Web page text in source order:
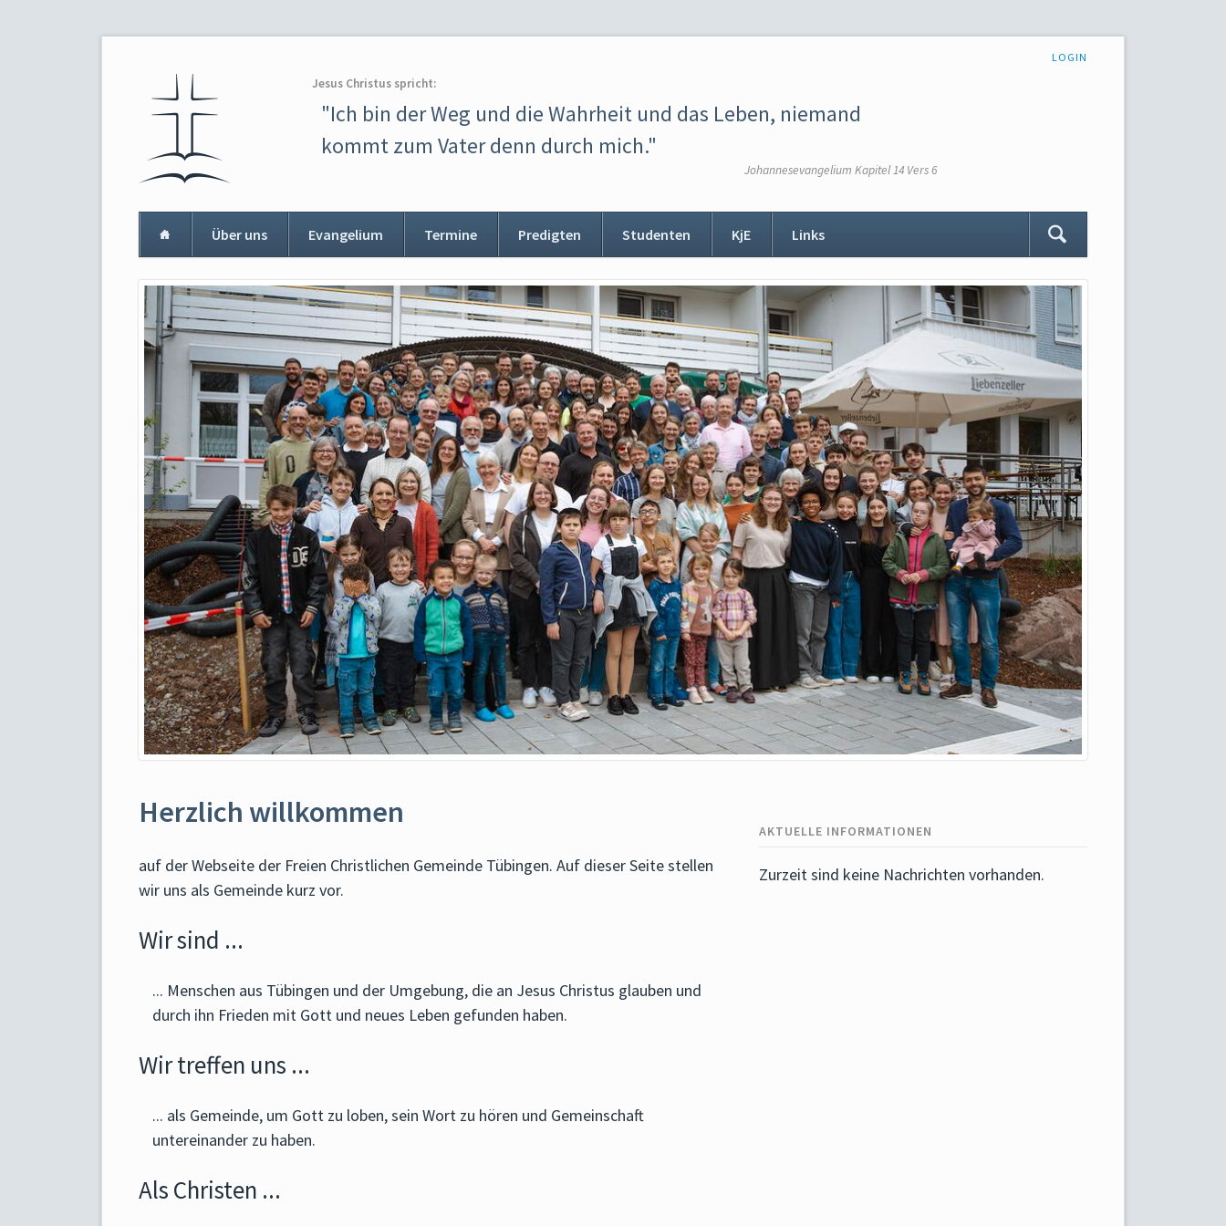
NAVIGATION
LOGIN
Jesus Christus spricht:
"Ich bin der Weg und die Wahrheit und das Leben, niemand
kommt zum Vater denn durch mich."
Johannesevangelium Kapitel 14 Vers 6
überspringen
Über uns Evangelium Termine Predigten Studenten KjE Links
überspringen
Herzlich willkommen
auf der Webseite der Freien Christlichen Gemeinde Tübingen. Auf dieser Seite stellen
wir uns als Gemeinde kurz vor.
Wir sind ...
... Menschen aus Tübingen und der Umgebung, die an Jesus Christus glauben und
durch ihn Frieden mit Gott und neues Leben gefunden haben.
Wir treffen uns ...
... als Gemeinde, um Gott zu loben, sein Wort zu hören und Gemeinschaft
untereinander zu haben.
Als Christen ...
AKTUELLE INFORMATIONEN
Zurzeit sind keine Nachrichten vorhanden.